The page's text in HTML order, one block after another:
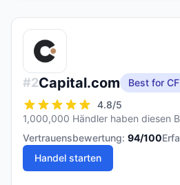
#2Capital.com
Best for
4.8/5
1,000,000 Händler haben diesen
Vertrauensbewertung: 94/100
Handel starten